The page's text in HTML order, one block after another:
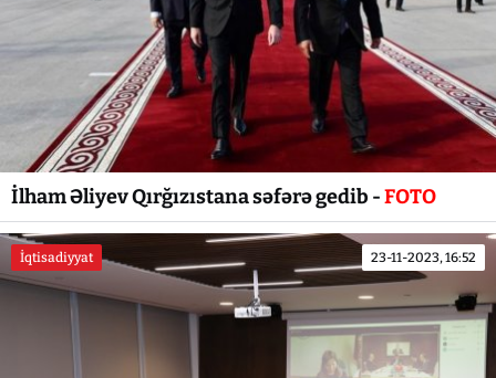
İlham Əliyev Qırğızıstana səfərə gedib -FOTO
İqtisadiyyat 23-11-2023, 16:52